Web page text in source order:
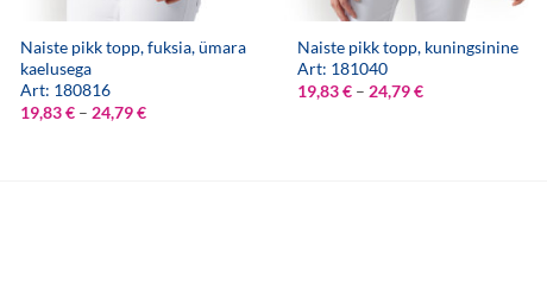
Naiste pikk topp, fuksia, ümara
kaelusega
Art: 180816
19,83€ – 24,79€Hinnavahemik:
Naiste pikk topp, kuningsinine
Art: 181040
19,83€ – 24,79€Hinnavahemik: